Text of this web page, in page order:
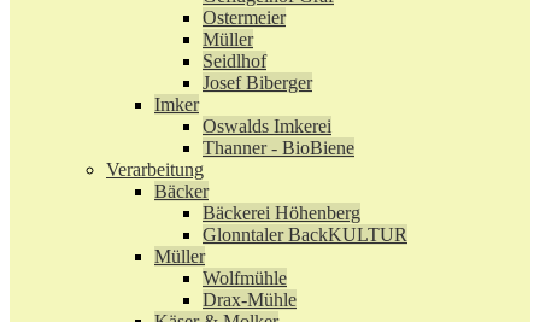
Ostermeier
Müller
Seidlhof
Josef Biberger
Imker
Oswalds Imkerei
Thanner - BioBiene
Verarbeitung
Bäcker
Bäckerei Höhenberg
Glonntaler BackKULTUR
Müller
Wolfmühle
Drax-Mühle